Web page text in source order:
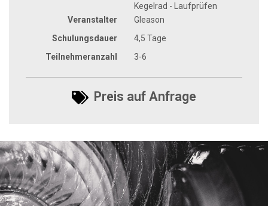
Kegelrad - Laufprüfen
Veranstalter
Gleason
Schulungsdauer
4,5 Tage
Teilnehmeranzahl
3-6
Preis auf Anfrage